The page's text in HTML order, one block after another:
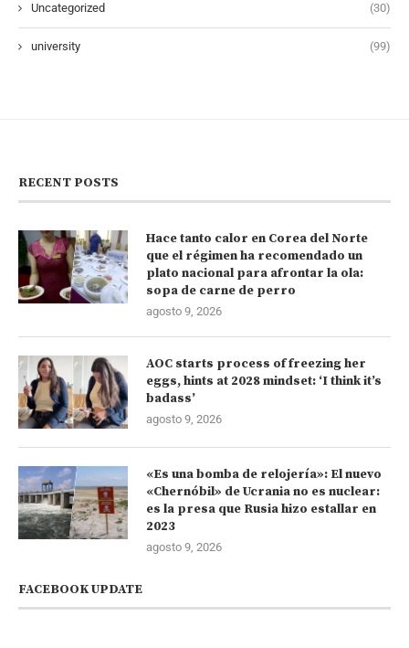
Uncategorized (30)
university (99)
RECENT POSTS
Hace tanto calor en Corea del Norte
que el régimen ha recomendado un
plato nacional para afrontar la ola:
sopa de carne de perro
agosto 9, 2026
AOC starts process of freezing her
eggs, hints at 2028 mindset: ‘I think it’s
badass’
agosto 9, 2026
«Es una bomba de relojería»: El nuevo
«Chernóbil» de Ucrania no es nuclear:
es la presa que Rusia hizo estallar en
2023
agosto 9, 2026
FACEBOOK UPDATE